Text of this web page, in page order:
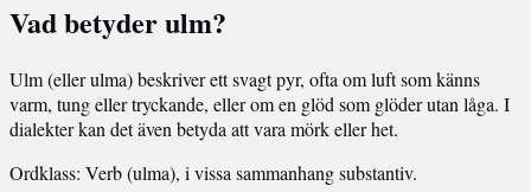
Vad betyder ulm?
Ulm (eller ulma) beskriver ett svagt pyr, ofta om luft som känns
varm, tung eller tryckande, eller om en glöd som glöder utan låga. I
dialekter kan det även betyda att vara mörk eller het.
Ordklass: Verb (ulma), i vissa sammanhang substantiv.